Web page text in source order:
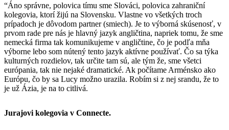
“Áno správne, polovica tímu sme Slováci, polovica zahraniční
kolegovia, ktorí žijú na Slovensku. Vlastne vo všetkých troch
prípadoch je dôvodom partner (smiech). Je to výborná skúsenosť, v
prvom rade pre nás je hlavný jazyk angličtina, napriek tomu, že sme
nemecká firma tak komunikujeme v angličtine, čo je podľa mňa
výborne lebo som nútený tento jazyk aktívne používať. Čo sa týka
kulturných rozdielov, tak určite tam sú, ale tým že, sme všetci
európania, tak nie nejaké dramatické. Ak počítame Arménsko ako
Európu, čo by sa Lucy možno urazila. Robím si z nej srandu, že to
je už Ázia, je na to citlivá.
Jurajovi kolegovia v Connecte.